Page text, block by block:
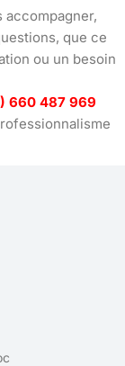
accompagner,
que ce
ou un besoin
660 487 969